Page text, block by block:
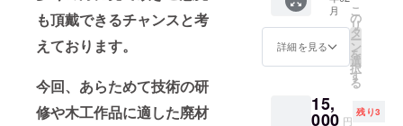
も頂戴できるチャンスと考
えております。
今回、あらためて技術の研
修や木工作品に適した廃材
思って
いただ
にご支
援いた
ばひと
つの目
SDGsを
意識し
たエプ
ロンを
新たに
ウェア
として
月
詳細を見る
こ
の
リ
タ
ー
ン
を
選
択
す
る
15,
000 円
残り3